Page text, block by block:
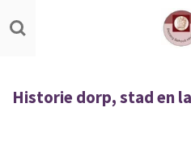
Ga
direct
hoofdinhoud
Historie dorp, stad en